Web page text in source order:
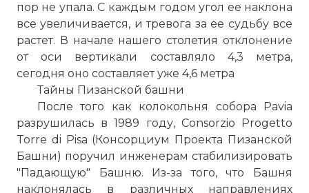
пор не упала. С каждым годом угол ее наклона
все увеличивается, и тревога за ее судьбу все
растет. В начале нашего столетия отклонение
от оси вертикали составляло 4,3 метра,
сегодня оно составляет уже 4,6 метра
Тайны Пизанской башни
После того как колокольня собора Pavia
разрушилась в 1989 году, Consorzio Progetto
Torre di Pisa (Консорциум Проекта Пизанской
Башни) поручил инженерам стабилизировать
"Падающую" Башню. Из-за того, что Башня
наклонялась в различных направлениях